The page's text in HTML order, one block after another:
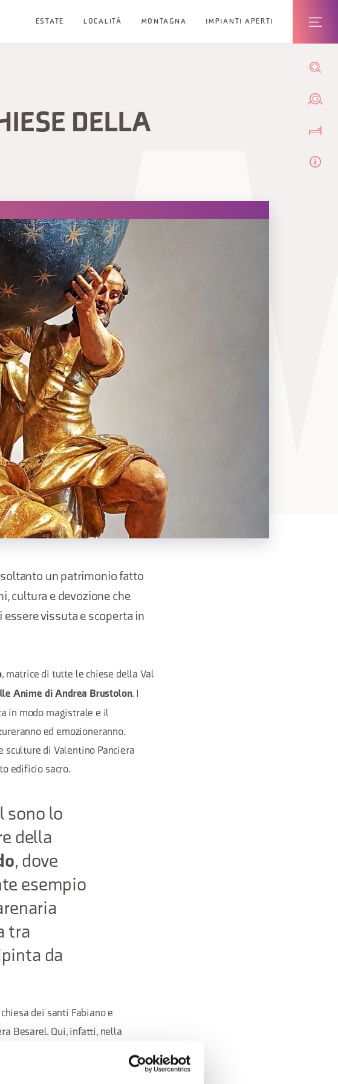
ESTATE LOCALITÀ MONTAGNA IMPIANTI APERTI
DELLA
soltanto un patrimonio fatto
cultura e devozione che
vissuta e scoperta in
, matrice di tutte le chiese della Val
Anime di Andrea Brustolon. I
in modo magistrale e il
ed emozioneranno.
sculture di Valentino Panciera
edificio sacro.
sono lo
della
, dove
esempio
tra
da
dei santi Fabiano e
Besarel. Qui, infatti, nella
che una sega avversa amputò”